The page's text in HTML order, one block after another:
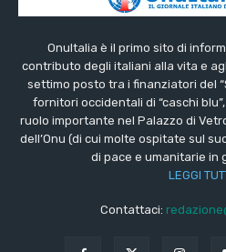
OnuItalia è il primo sito di
contributo degli italiani alla vita e
settimo posto tra i finanziatori del
fornitori occidentali di “caschi
ruolo importante nel Palazzo di
dell’Onu (di cui molte ospitate sul
di pace e umanitarie in
LEGGI
Contattaci: